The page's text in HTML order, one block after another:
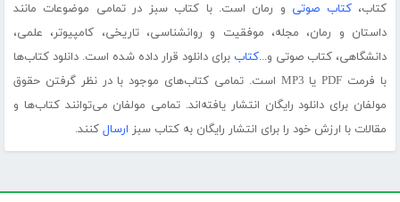
کتاب،کتاب صوتی و رمان است. با کتاب سبز در تمامی موضوعات مانند
داستان و رمان، مجله، موفقیت و روانشناسی، تاریخی، کامپیوتر، علمی،
دانشگاهی، کتاب صوتی و...کتاب برای دانلود قرار داده شده است. دانلود کتاب‌ها
با فرمت PDF یا MP3 است. تمامی کتاب‌های موجود با در نظر گرفتن حقوق
مولفان برای دانلود رایگان انتشار یافته‌اند. تمامی مولفان می‌توانند کتاب‌ها و
مقالات با ارزش خود را برای انتشار رایگان به کتاب سبز ارسال کنند.